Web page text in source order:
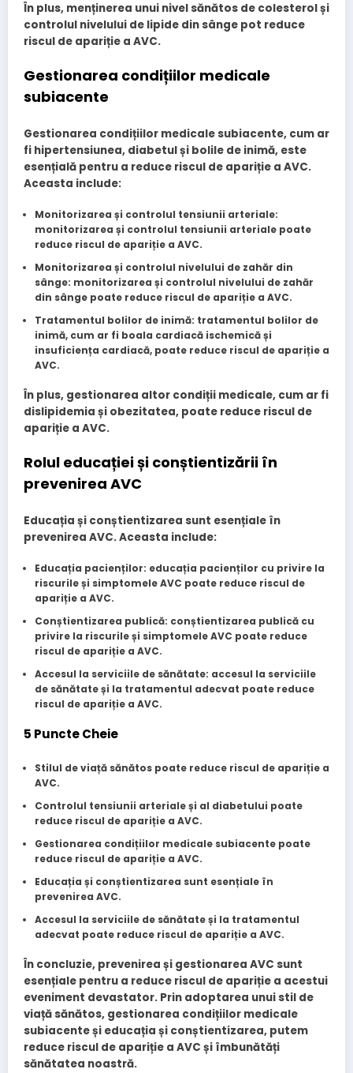
În plus, menținerea unui nivel sănătos de colesterol și
controlul nivelului de lipide din sânge pot reduce
riscul de apariție a AVC.
Gestionarea condițiilor medicale
subiacente
Gestionarea condițiilor medicale subiacente, cum ar
fi hipertensiunea, diabetul și bolile de inimă, este
esențială pentru a reduce riscul de apariție a AVC.
Aceasta include:
Monitorizarea și controlul tensiunii arteriale:
monitorizarea și controlul tensiunii arteriale poate
reduce riscul de apariție a AVC.
Monitorizarea și controlul nivelului de zahăr din
sânge: monitorizarea și controlul nivelului de zahăr
din sânge poate reduce riscul de apariție a AVC.
Tratamentul bolilor de inimă: tratamentul bolilor de
inimă, cum ar fi boala cardiacă ischemică și
insuficiența cardiacă, poate reduce riscul de apariție a
AVC.
În plus, gestionarea altor condiții medicale, cum ar fi
dislipidemia și obezitatea, poate reduce riscul de
apariție a AVC.
Rolul educației și conștientizării în
prevenirea AVC
Educația și conștientizarea sunt esențiale în
prevenirea AVC. Aceasta include:
Educația pacienților: educația pacienților cu privire la
riscurile și simptomele AVC poate reduce riscul de
apariție a AVC.
Conștientizarea publică: conștientizarea publică cu
privire la riscurile și simptomele AVC poate reduce
riscul de apariție a AVC.
Accesul la serviciile de sănătate: accesul la serviciile
de sănătate și la tratamentul adecvat poate reduce
riscul de apariție a AVC.
5 Puncte Cheie
Stilul de viață sănătospoate reduce riscul de apariție a
AVC.
Controlul tensiunii arterialeși al diabetului poate
reduce riscul de apariție a AVC.
Gestionarea condițiilor medicale subiacentepoate
reduce riscul de apariție a AVC.
Educația și conștientizarea sunt esențiale în
prevenirea AVC.
Accesul la serviciile de sănătateși la tratamentul
adecvat poate reduce riscul de apariție a AVC.
În concluzie, prevenirea și gestionarea AVC sunt
esențiale pentru a reduce riscul de apariție a acestui
eveniment devastator. Prin adoptarea unui stil de
viață sănătos, gestionarea condițiilor medicale
subiacente și educația și conștientizarea, putem
reduce riscul de apariție a AVC și îmbunătăți
sănătatea noastră.